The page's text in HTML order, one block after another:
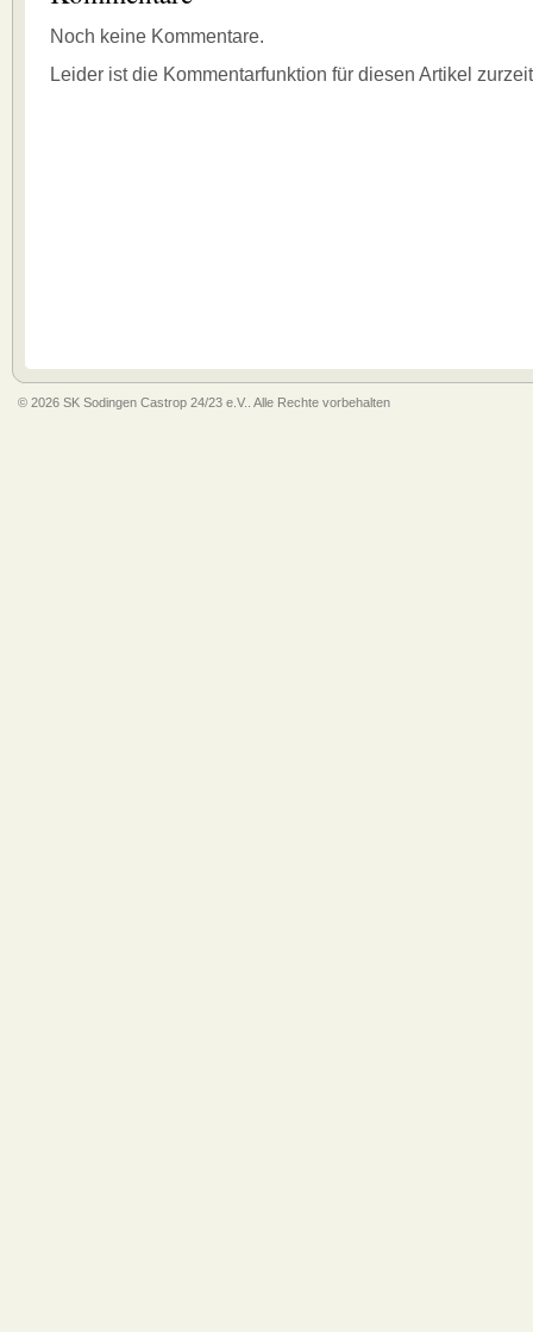
Noch keine Kommentare.
Leider ist die Kommentarfunktion für diesen Artikel
© 2026 SK Sodingen Castrop 24/23 e.V.. Alle Rechte vorbehalten